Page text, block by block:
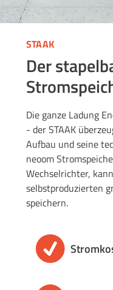
STAAK
Der
Die ganze Ladung
- der STAAK
Aufbau und seine
neoom
Wechselrichter,
selbstproduzierten
speichern.